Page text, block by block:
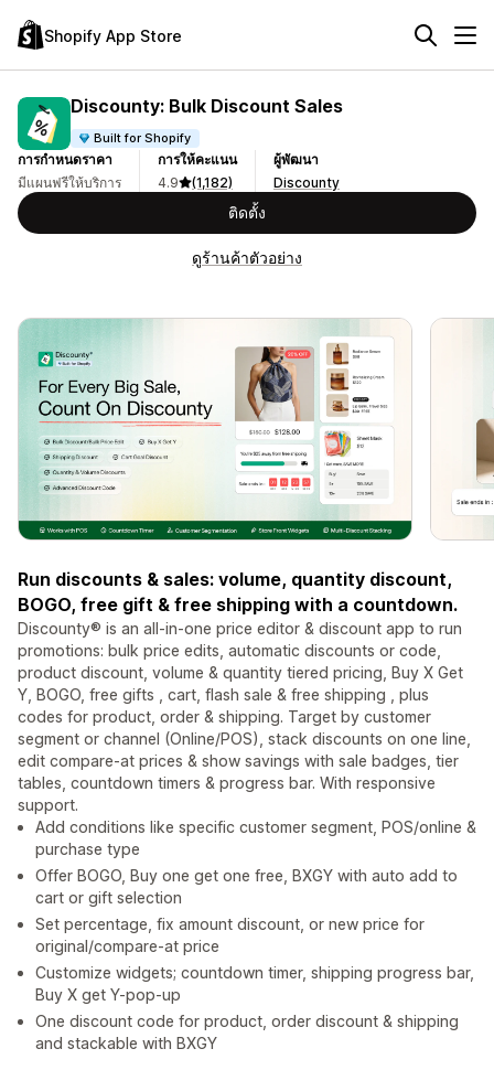
Shopify App Store
Discounty: Bulk Discount Sales
Built for Shopify
การกำหนดราคา
มีแผนฟรีให้บริการ
การให้คะแนน
4.9
(1,182)
ผู้พัฒนา
Discounty
ติดตั้ง
ดูร้านค้าตัวอย่าง
Run discounts & sales: volume, quantity discount,
BOGO, free gift & free shipping with a countdown.
Discounty® is an all-in-one price editor & discount app to run
promotions: bulk price edits, automatic discounts or code,
product discount, volume & quantity tiered pricing, Buy X Get
Y, BOGO, free gifts , cart, flash sale & free shipping , plus
codes for product, order & shipping. Target by customer
segment or channel (Online/POS), stack discounts on one line,
edit compare-at prices & show savings with sale badges, tier
tables, countdown timers & progress bar. With responsive
support.
Add conditions like specific customer segment, POS/online &
purchase type
Offer BOGO, Buy one get one free, BXGY with auto add to
cart or gift selection
Set percentage, fix amount discount, or new price for
original/compare-at price
Customize widgets; countdown timer, shipping progress bar,
Buy X get Y-pop-up
One discount code for product, order discount & shipping
and stackable with BXGY